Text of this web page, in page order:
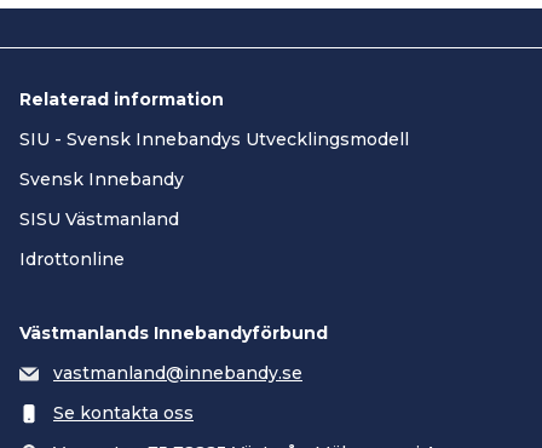
Relaterad information
SIU - Svensk Innebandys Utvecklingsmodell
Svensk Innebandy
SISU Västmanland
Idrottonline
Västmanlands Innebandyförbund
vastmanland@innebandy.se
Se kontakta oss